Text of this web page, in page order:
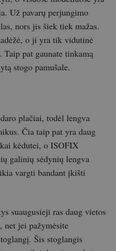
Už pavarų perjungimo
nors jis šiek tiek mažas.
o ji yra tik vidutinė
pat gaunate tinkamą
stogo pamušale.
plačiai, todėl lengva
Čia taip pat yra daug
kėdutei, o ISOFIX
galinių sėdynių lengva
vargti bandant įkišti
suaugusieji ras daug vietos
net jei pažymėsite
Šis stoglangis